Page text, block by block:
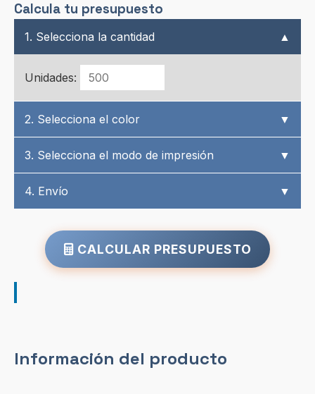
Calcula tu presupuesto
1. Selecciona la cantidad ▲
Unidades:
2. Selecciona el color ▼
3. Selecciona el modo de impresión ▼
4. Envío ▼
CALCULAR PRESUPUESTO
Información del producto